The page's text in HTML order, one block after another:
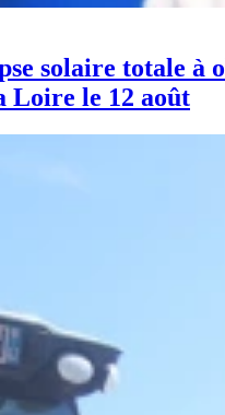
solaire totale à
Loire le 12 août